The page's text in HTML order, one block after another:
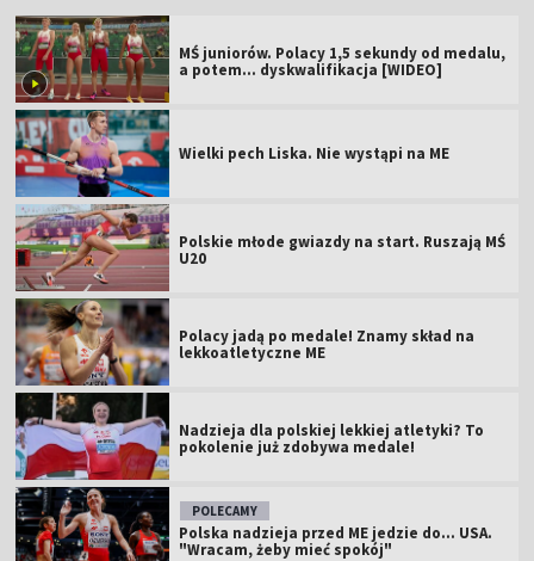
MŚ juniorów. Polacy 1,5 sekundy od medalu,
a potem... dyskwalifikacja [WIDEO]
Wielki pech Liska. Nie wystąpi na ME
Polskie młode gwiazdy na start. Ruszają MŚ
U20
Polacy jadą po medale! Znamy skład na
lekkoatletyczne ME
Nadzieja dla polskiej lekkiej atletyki? To
pokolenie już zdobywa medale!
POLECAMY
Polska nadzieja przed ME jedzie do... USA.
"Wracam, żeby mieć spokój"